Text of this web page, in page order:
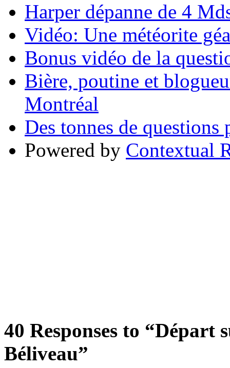
Harper dépanne de 4
Vidéo: Une météorite
Bonus vidéo de la
Bière, poutine et
Montréal
Des tonnes de
Powered by Contextual
40 Responses to “Départ
Béliveau”